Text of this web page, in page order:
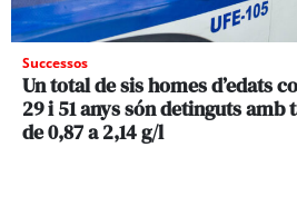
Successos
Un total de sis homes d’edats
29 i 51 anys són detinguts amb
de 0,87 a 2,14 g/l